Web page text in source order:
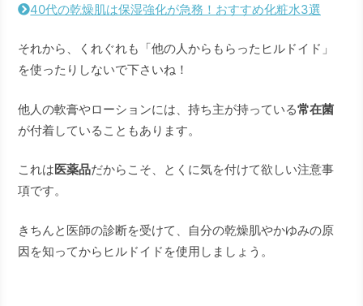
40代の乾燥肌は保湿強化が急務！おすすめ化粧水3選
それから、くれぐれも「他の人からもらったヒルドイド」
を使ったりしないで下さいね！
他人の軟膏やローションには、持ち主が持っている常在菌
が付着していることもあります。
これは医薬品だからこそ、とくに気を付けて欲しい注意事
項です。
きちんと医師の診断を受けて、自分の乾燥肌やかゆみの原
因を知ってからヒルドイドを使用しましょう。